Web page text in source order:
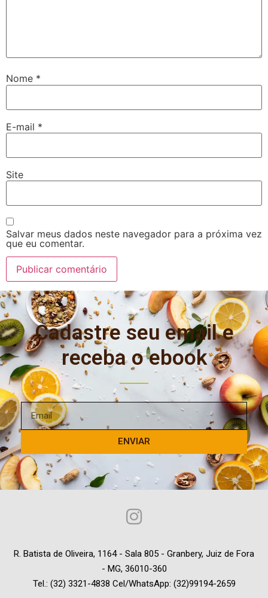
Nome *
E-mail *
Site
Salvar meus dados neste navegador para a próxima vez
que eu comentar.
Cadastre seu email e
receba o ebook
ENVIAR
R. Batista de Oliveira, 1164 - Sala 805 - Granbery, Juiz de Fora
- MG, 36010-360
Tel.: (32) 3321-4838 Cel/WhatsApp: (32)99194-2659